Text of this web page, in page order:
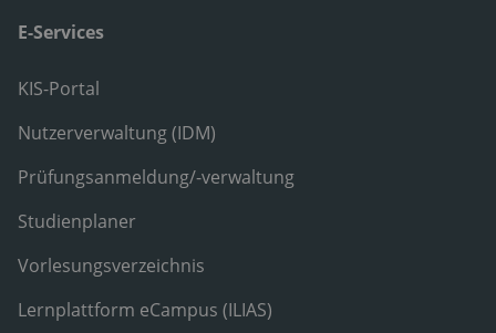
E-Services
KIS-Portal
Nutzerverwaltung (IDM)
Prüfungsanmeldung/-verwaltung
Studienplaner
Vorlesungsverzeichnis
Lernplattform eCampus (ILIAS)